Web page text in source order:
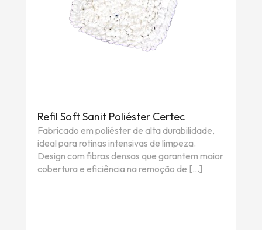
Refil Soft Sanit Poliéster Certec
Fabricado em poliéster de alta durabilidade,
ideal para rotinas intensivas de limpeza.
Design com fibras densas que garantem maior
cobertura e eficiência na remoção de […]